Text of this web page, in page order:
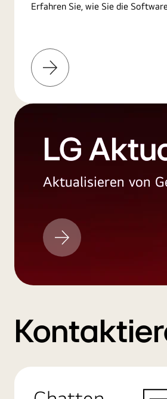
Erfahren Sie, wie Sie die
Weitere
Informationen
LG
Aktualisieren von
LG
Aktualisieren